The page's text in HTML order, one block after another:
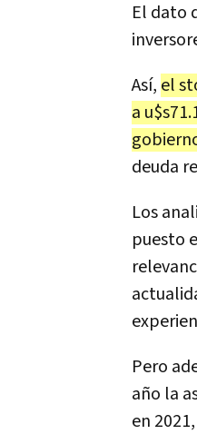
El dato
Así, el
a
deuda
Los
puesto
Pero
año la
en